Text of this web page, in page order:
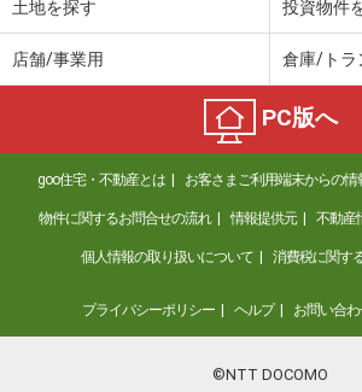
土地を探す 投資物件
店舗/事業用 倉庫/トラ
PC版へ
goo住宅・不動産とは お客さまご利用端末からの
物件に関するお問合せの流れ 情報提供元 不動産
個人情報の取り扱いについて 消費税に関す
プライバシーポリシー ヘルプ お問い合わ
©NTT DOCOMO